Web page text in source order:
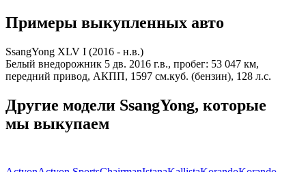
Примеры выкупленных авто
SsangYong XLV I (2016 - н.в.)
Белый внедорожник 5 дв. 2016 г.в., пробег: 53 047 км,
передний привод, АКПП, 1597 см.куб. (бензин), 128 л.с.
Другие модели SsangYong, которые
мы выкупаем